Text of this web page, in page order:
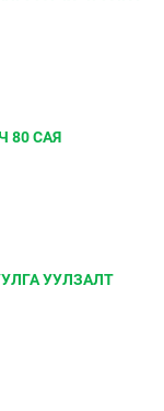
80 САЯ
УУЛЗАЛТ